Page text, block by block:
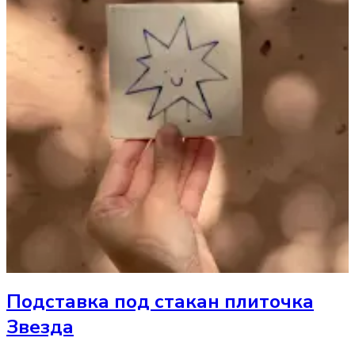
Подставка под стакан плиточка
Звезда